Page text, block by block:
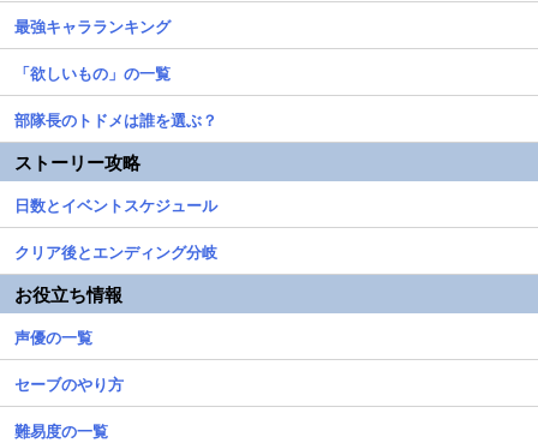
最強キャラランキング
「欲しいもの」の一覧
部隊長のトドメは誰を選ぶ？
ストーリー攻略
日数とイベントスケジュール
クリア後とエンディング分岐
お役立ち情報
声優の一覧
セーブのやり方
難易度の一覧